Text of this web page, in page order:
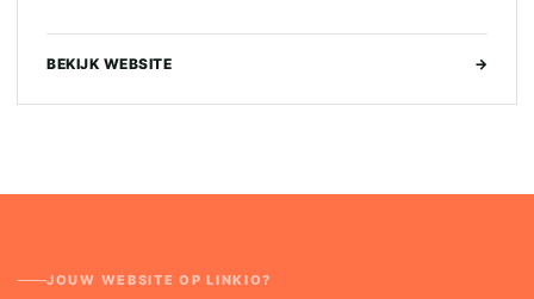
BEKIJK WEBSITE →
JOUW WEBSITE OP LINKIO?